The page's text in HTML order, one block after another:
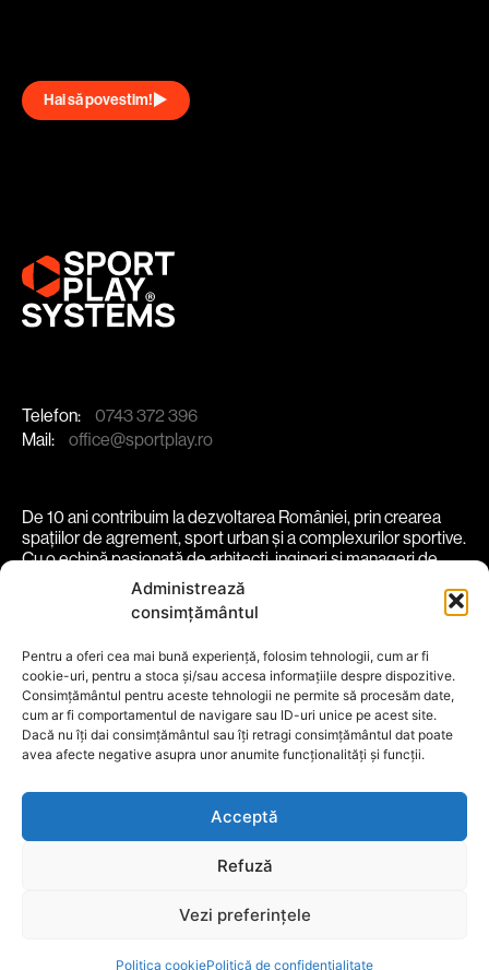
Administrează
consimțământul
Pentru a oferi cea mai bună experiență, folosim tehnologii, cum ar fi
cookie-uri, pentru a stoca și/sau accesa informațiile despre dispozitive.
Consimțământul pentru aceste tehnologii ne permite să procesăm date,
cum ar fi comportamentul de navigare sau ID-uri unice pe acest site.
Dacă nu îți dai consimțământul sau îți retragi consimțământul dat poate
avea afecte negative asupra unor anumite funcționalități și funcții.
Acceptă
Refuză
Vezi preferințele
Politica cookiePolitică de confidențialitate
Hai să povestim!
Telefon:
0743 372 396
Mail:
office@sportplay.ro
De 10 ani contribuim la dezvoltarea României, prin crearea
spațiilor de agrement, sport urban și a complexurilor sportive.
Cu o echipă pasionată de arhitecți, ingineri și manageri de
proiect, transformăm spații în experiențe vibrante și
despre noisoluțiiproiectecomunitateparteneri
blogcontact
Termeni și conditiiPolitică Cookie
Politică de Confidențialitate
Social Media